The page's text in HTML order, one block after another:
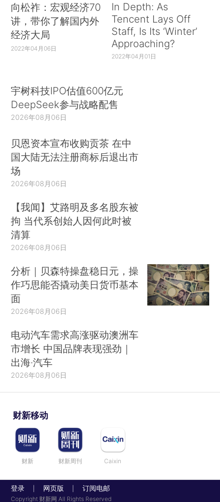
向松祚：宏观经济70
讲，带你了解国内外
经济大局
2022年04月06日
In Depth: As
Tencent Lays Off
Staff, Is Its ‘Winter’
Approaching?
2022年04月01日
宇树科技IPO估值600亿元
DeepSeek参与战略配售
2026年08月06日
贝恩资本宣布收购贡茶 在中
国大陆无法注册商标后退出市
场
2026年08月06日
【我闻】艾路明及多名股东被
拘 当代系创始人因何此时被
清算
2026年08月06日
分析｜贝森特操盘稳日元，操
作巧思能否撬动美日货币基本
面
2026年08月06日
电动汽车需求高涨驱动澳洲车
市增长 中国品牌表现强劲｜
出海·汽车
2026年08月06日
财新移动
财新 财新周刊 Caixin
登录 网页版 订阅电邮
Copyright 财新网 All Rights Reserved